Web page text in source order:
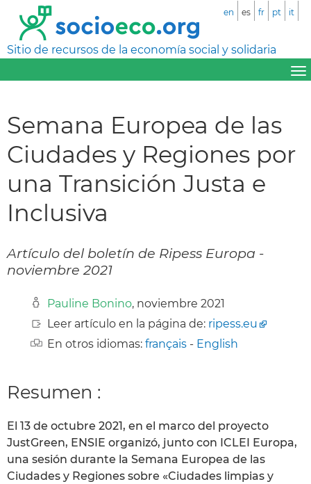
Sitio de recursos de la economía social y solidaria
en es fr pt it
Semana Europea de las
Ciudades y Regiones por
una Transición Justa e
Inclusiva
Artículo del boletín de Ripess Europa -
noviembre 2021
Pauline Bonino, noviembre 2021
Leer artículo en la página de: ripess.eu
En otros idiomas: français - English
Resumen :
El 13 de octubre 2021, en el marco del proyecto
JustGreen, ENSIE organizó, junto con ICLEI Europa,
una sesión durante la Semana Europea de las
Ciudades y Regiones sobre «Ciudades limpias y